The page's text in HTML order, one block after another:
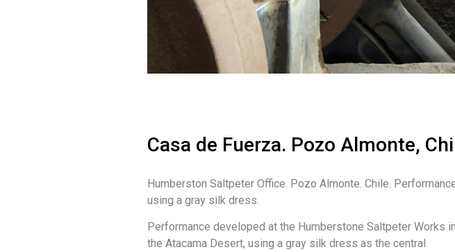
Casa de Fuerza. Pozo Almonte,
Humberston Saltpeter Office. Pozo Almonte. Chile.
using a gray silk dress.
Performance developed at the Humberstone Saltpeter Works in
the Atacama Desert, using a gray silk dress as the central